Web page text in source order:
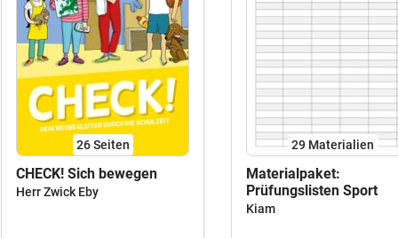
26Seiten
CHECK! Sich bewegen
Herr Zwick Eby
29 Materialien
Materialpaket:
Prüfungslisten Sport
Kiam